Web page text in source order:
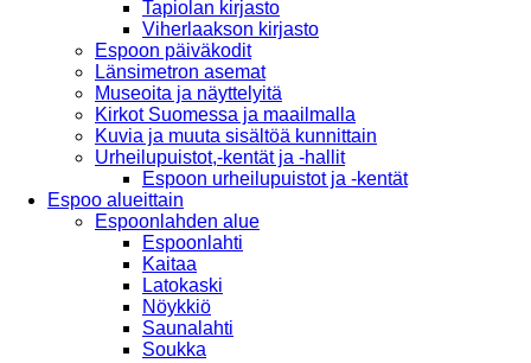
Tapiolan kirjasto
Viherlaakson kirjasto
Espoon päiväkodit
Länsimetron asemat
Museoita ja näyttelyitä
Kirkot Suomessa ja maailmalla
Kuvia ja muuta sisältöä kunnittain
Urheilupuistot,-kentät ja -hallit
Espoon urheilupuistot ja -kentät
Espoo alueittain
Espoonlahden alue
Espoonlahti
Kaitaa
Latokaski
Nöykkiö
Saunalahti
Soukka